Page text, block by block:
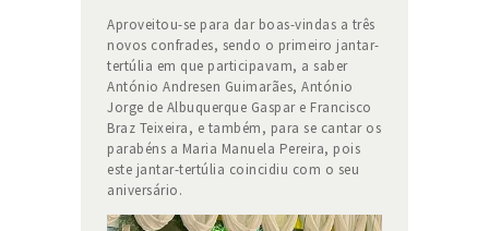
Aproveitou-se para dar boas-vindas a três
novos confrades, sendo o primeiro jantar-
tertúlia em que participavam, a saber
António Andresen Guimarães, António
Jorge de Albuquerque Gaspar e Francisco
Braz Teixeira, e também, para se cantar os
parabéns a Maria Manuela Pereira, pois
este jantar-tertúlia coincidiu com o seu
aniversário.